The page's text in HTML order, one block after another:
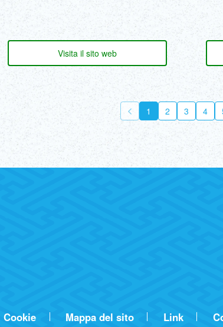
Visita il sito web
1 2 3 4
Cookie Mappa del sito Link